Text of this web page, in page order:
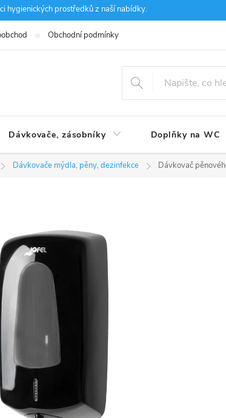
hygienických prostředků z naší nabídky.
Obchodní podmínky
Dávkovače, zásobníky Doplňky na WC
Dávkovače mýdla, pěny, dezinfekce Dávkovač